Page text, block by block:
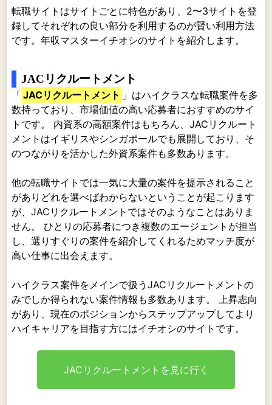
転職サイトはサイトごとに特色があり、2〜3サイトを登
録してそれぞれの良い部分を利用するのが賢い利用方法
です。年収マスターイチオシのサイトを紹介します。
JACリクルートメント
「 JACリクルートメント 」はハイクラスな転職案件を多
数持っており、市場価値の高い応募者におすすめのサイ
トです。 内資系の高額案件はもちろん、JACリクルート
メントはイギリスやシンガポールでも展開しており、そ
のつながりを活かした外資系案件も多数あります。
他の転職サイトでは一気に大量の案件を提示されること
がありどれを選べばわからないということが起こります
が、JACリクルートメントではそのようなことはありま
せん。 ひとりの応募者につき複数のエージェントが担当
し、選りすぐりの案件を紹介してくれるためマッチ度が
高い仕事に出会えます。
ハイクラス案件をメインで扱うJACリクルートメントの
みでしか得られない案件情報も多数あります。 上昇志向
があり、現在のポジションからステップアップしてより
ハイキャリアを目指す方にはイチオシのサイトです。
JACリクルートメントを見に行く